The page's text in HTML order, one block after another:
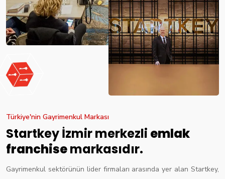
Türkiye'nin Gayrimenkul Markası
Startkey İzmir merkezli emlak
franchisemarkasıdır.
Gayrimenkul sektörünün lider firmaları arasında yer alan Startkey,